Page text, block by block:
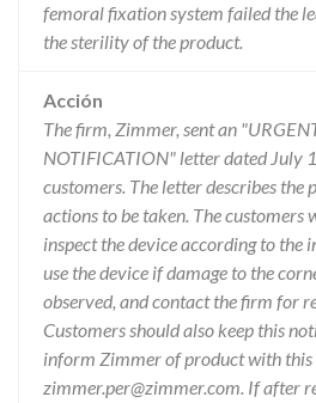
femoral fixation system failed the
the sterility of the product.
Acción
The firm, Zimmer, sent an
NOTIFICATION" letter dated July
customers. The letter describes the
actions to be taken. The customers
inspect the device according to the
use the device if damage to the
observed, and contact the firm for
Customers should also keep this
inform Zimmer of product with this
zimmer.per@zimmer.com. If after